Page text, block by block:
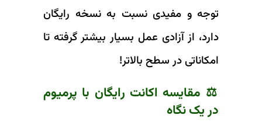
توجه و مفیدی نسبت به نسخه رایگان
دارد، از آزادی عمل بسیار بیشتر گرفته تا
امکاناتی در سطح بالاتر!
⚖️ مقایسه اکانت رایگان با پرمیوم
در یک نگاه